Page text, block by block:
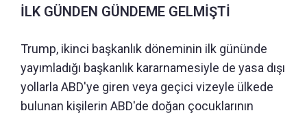
İLK GÜNDEN GÜNDEME GELMİŞTİ
Trump, ikinci başkanlık döneminin ilk gününde
yayımladığı başkanlık kararnamesiyle de yasa dışı
yollarla ABD'ye giren veya geçici vizeyle ülkede
bulunan kişilerin ABD'de doğan çocuklarının